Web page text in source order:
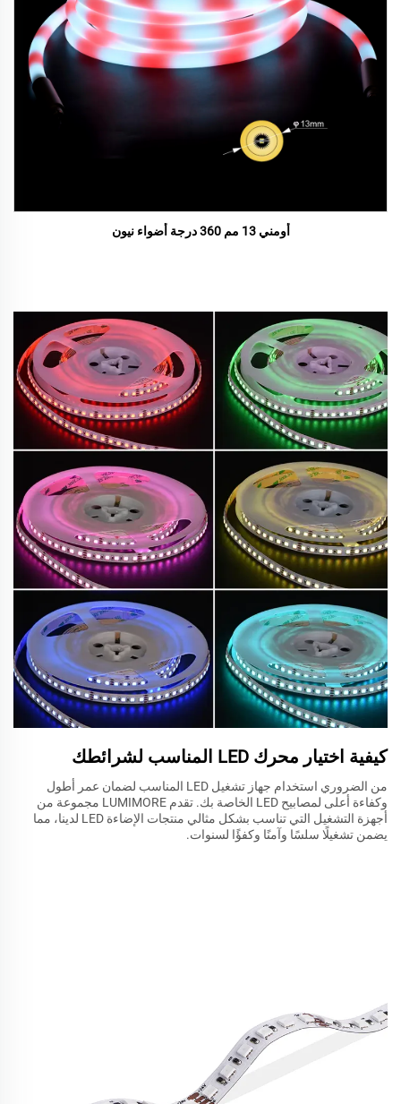
أومني 13 مم 360 درجة أضواء نيون
كيفية اختيار محرك LED المناسب لشرائطك
من الضروري استخدام جهاز تشغيل LED المناسب لضمان عمر أطول
وكفاءة أعلى لمصابيح LED الخاصة بك. تقدم LUMIMORE مجموعة من
أجهزة التشغيل التي تناسب بشكل مثالي منتجات الإضاءة LED لدينا، مما
يضمن تشغيلًا سلسًا وآمنًا وكفؤًا لسنوات.